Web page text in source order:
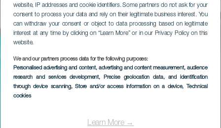
website, IP addresses and cookie identifiers. Some partners do not ask for your
consent to process your data and rely on their legitimate business interest. You
can withdraw your consent or object to data processing based on legitimate
interest at any time by clicking on “Learn More” or in our Privacy Policy on this
website.
We and our partners process data for the following purposes:
Personalised advertising and content, advertising and content measurement, audience
research and services development, Precise geolocation data, and identification
through device scanning, Store and/or access information on a device, Technical
cookies
Learn More →